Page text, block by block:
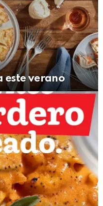
este verano